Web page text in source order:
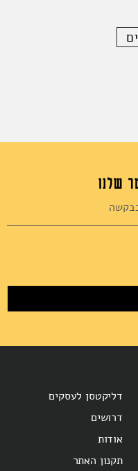
שלנו
דליקטסן לעסקים
דרושים
אודות
תקנון האתר